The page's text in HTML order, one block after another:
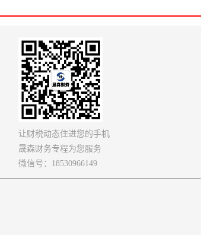
让财税动态住进您的手机
晟森财务专程为您服务
微信号：18530966149